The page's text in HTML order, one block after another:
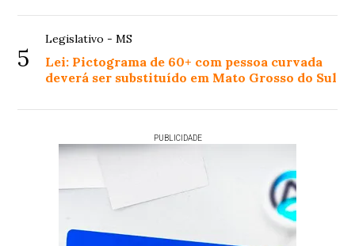
5
Legislativo - MS
Lei: Pictograma de 60+ com pessoa curvada
deverá ser substituído em Mato Grosso do Sul
PUBLICIDADE